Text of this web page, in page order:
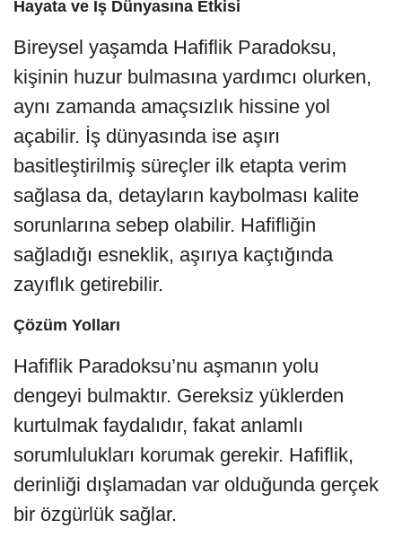
Hayata ve İş Dünyasına Etkisi
Bireysel yaşamda Hafiflik Paradoksu,
kişinin huzur bulmasına yardımcı olurken,
aynı zamanda amaçsızlık hissine yol
açabilir. İş dünyasında ise aşırı
basitleştirilmiş süreçler ilk etapta verim
sağlasa da, detayların kaybolması kalite
sorunlarına sebep olabilir. Hafifliğin
sağladığı esneklik, aşırıya kaçtığında
zayıflık getirebilir.
Çözüm Yolları
Hafiflik Paradoksu’nu aşmanın yolu
dengeyi bulmaktır. Gereksiz yüklerden
kurtulmak faydalıdır, fakat anlamlı
sorumlulukları korumak gerekir. Hafiflik,
derinliği dışlamadan var olduğunda gerçek
bir özgürlük sağlar.